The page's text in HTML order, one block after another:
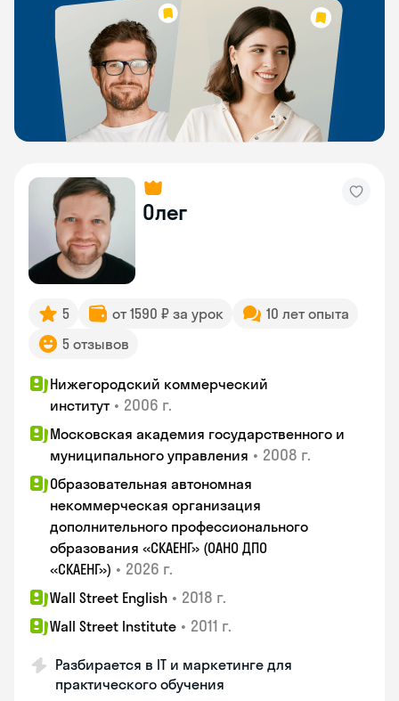
Олег
5 от 1590 ₽ за урок
10 лет опыта
5 отзывов
Нижегородский коммерческий
институт • 2006 г.
Московская академия государственного и
муниципального управления • 2008 г.
Образовательная автономная
некоммерческая организация
дополнительного профессионального
образования «СКАЕНГ» (ОАНО ДПО
«СКАЕНГ») • 2026 г.
Wall Street English • 2018 г.
Wall Street Institute • 2011 г.
Разбирается в IT и маркетинге для
практического обучения